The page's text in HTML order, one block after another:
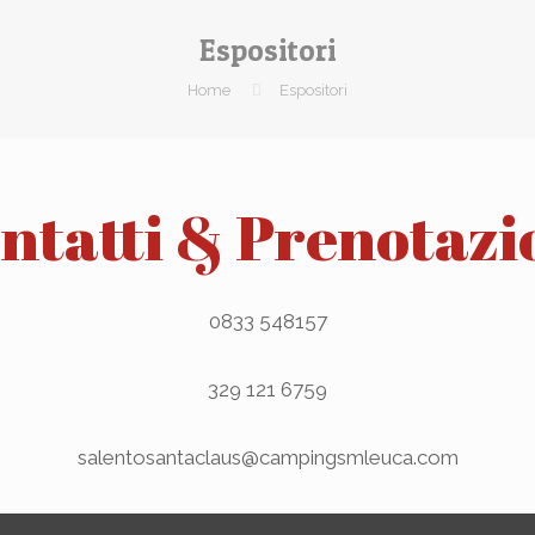
Espositori
Home Espositori
&
0833 548157
329 121 6759
salentosantaclaus@campingsmleuca.com